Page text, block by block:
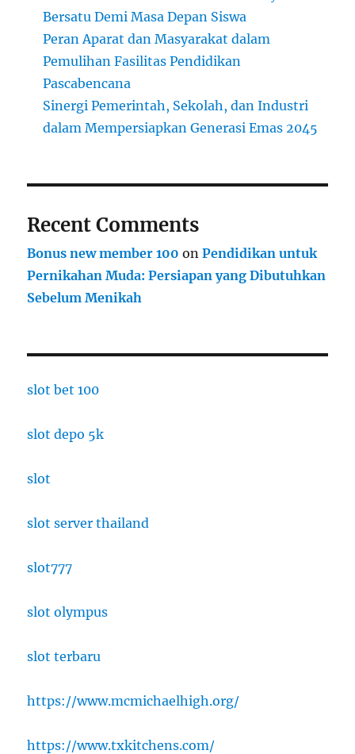
Bersatu Demi Masa Depan Siswa
Peran Aparat dan Masyarakat dalam
Pemulihan Fasilitas Pendidikan
Pascabencana
Sinergi Pemerintah, Sekolah, dan Industri
dalam Mempersiapkan Generasi Emas 2045
Recent Comments
Bonus new member 100 onPendidikan untuk
Pernikahan Muda: Persiapan yang Dibutuhkan
Sebelum Menikah
slot bet 100
slot depo 5k
slot
slot server thailand
slot777
slot olympus
slot terbaru
https://www.mcmichaelhigh.org/
https://www.txkitchens.com/